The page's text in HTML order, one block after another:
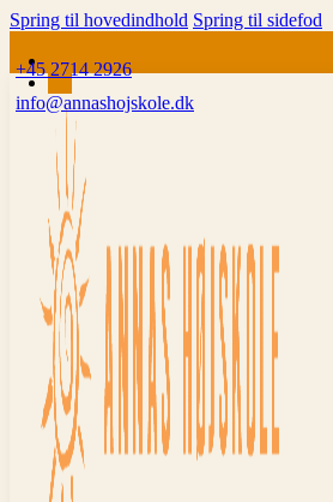
Spring til hovedindhold Spring til sidefod
+45 2714 2926
info@annashojskole.dk